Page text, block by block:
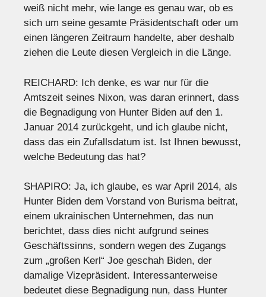
weiß nicht mehr, wie lange es genau war, ob es
sich um seine gesamte Präsidentschaft oder um
einen längeren Zeitraum handelte, aber deshalb
ziehen die Leute diesen Vergleich in die Länge.
REICHARD: Ich denke, es war nur für die
Amtszeit seines Nixon, was daran erinnert, dass
die Begnadigung von Hunter Biden auf den 1.
Januar 2014 zurückgeht, und ich glaube nicht,
dass das ein Zufallsdatum ist. Ist Ihnen bewusst,
welche Bedeutung das hat?
SHAPIRO: Ja, ich glaube, es war April 2014, als
Hunter Biden dem Vorstand von Burisma beitrat,
einem ukrainischen Unternehmen, das nun
berichtet, dass dies nicht aufgrund seines
Geschäftssinns, sondern wegen des Zugangs
zum „großen Kerl“ Joe geschah Biden, der
damalige Vizepräsident. Interessanterweise
bedeutet diese Begnadigung nun, dass Hunter